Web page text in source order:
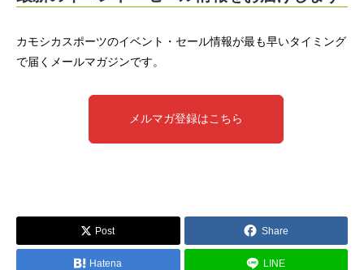
カモシカスポーツのイベント・セール情報が最も早いタイミング
で届くメールマガジンです。
メルマガ登録はこちら
Post Share
Hatena LINE